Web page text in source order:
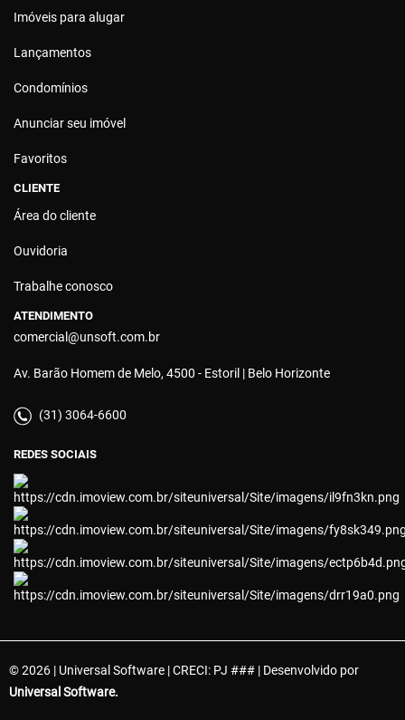
Imóveis para alugar
Lançamentos
Condomínios
Anunciar seu imóvel
Favoritos
CLIENTE
Área do cliente
Ouvidoria
Trabalhe conosco
ATENDIMENTO
comercial@unsoft.com.br
Av. Barão Homem de Melo, 4500 - Estoril | Belo Horizonte
(31) 3064-6600
REDES SOCIAIS
© 2026 | Universal Software | CRECI: PJ ### | Desenvolvido por
Universal Software.